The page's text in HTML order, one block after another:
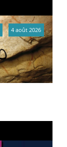
4 août 2026